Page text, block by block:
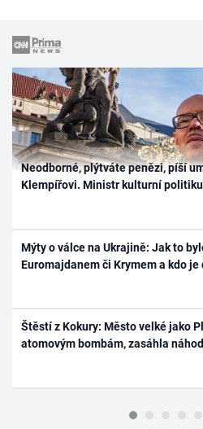
Neodborné, plýtváte penězi, píší
Klempířovi. Ministr kulturní
Mýty o válce na Ukrajině: Jak to
Euromajdanem či Krymem a kdo
Štěstí z Kokury: Město velké jako
atomovým bombám, zasáhla